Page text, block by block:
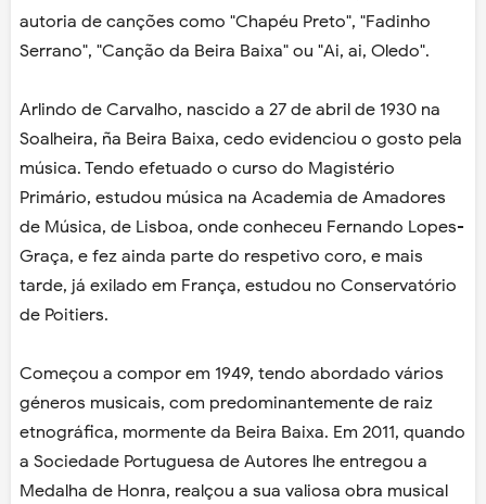
autoria de canções como "Chapéu Preto", "Fadinho
Serrano", "Canção da Beira Baixa" ou "Ai, ai, Oledo".
Arlindo de Carvalho, nascido a 27 de abril de 1930 na
Soalheira, ña Beira Baixa, cedo evidenciou o gosto pela
música. Tendo efetuado o curso do Magistério
Primário, estudou música na Academia de Amadores
de Música, de Lisboa, onde conheceu Fernando Lopes-
Graça, e fez ainda parte do respetivo coro, e mais
tarde, já exilado em França, estudou no Conservatório
de Poitiers.
Começou a compor em 1949, tendo abordado vários
géneros musicais, com predominantemente de raiz
etnográfica, mormente da Beira Baixa. Em 2011, quando
a Sociedade Portuguesa de Autores lhe entregou a
Medalha de Honra, realçou a sua valiosa obra musical